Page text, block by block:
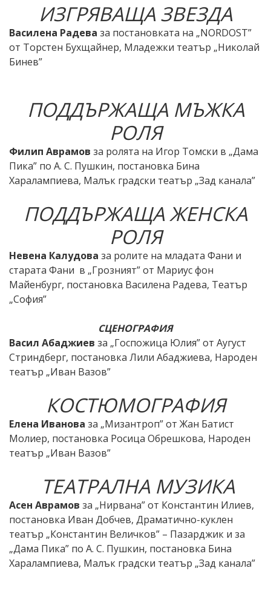
ИЗГРЯВАЩА ЗВЕЗДА
Василена Радева за постановката на „NORDOST”
от Торстен Бухщайнер, Младежки театър „Николай
Бинев”
ПОДДЪРЖАЩА МЪЖКА
РОЛЯ
Филип Аврамов за ролята на Игор Томски в „Дама
Пика” по А. С. Пушкин, постановка Бина
Харалампиева, Малък градски театър „Зад канала”
ПОДДЪРЖАЩА ЖЕНСКА
РОЛЯ
Невена Калудова за ролите на младата Фани и
старата Фани в „Грозният” от Мариус фон
Майенбург, постановка Василена Радева, Театър
„София”
СЦЕНОГРАФИЯ
Васил Абаджиев за „Госпожица Юлия” от Аугуст
Стриндберг, постановка Лили Абаджиева, Народен
театър „Иван Вазов”
КОСТЮМОГРАФИЯ
Елена Иванова за „Мизантроп” от Жан Батист
Молиер, постановка Росица Обрешкова, Народен
театър „Иван Вазов”
ТЕАТРАЛНА МУЗИКА
Асен Аврамов за „Нирвана” от Константин Илиев,
постановка Иван Добчев, Драматично-куклен
театър „Константин Величков” – Пазарджик и за
„Дама Пика” по А. С. Пушкин, постановка Бина
Харалампиева, Малък градски театър „Зад канала”